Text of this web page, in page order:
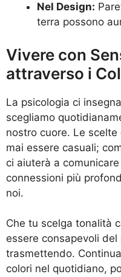
Nel Design:
terra possono
Vivere con
attraverso i
La psicologia ci
scegliamo
nostro cuore. Le
mai essere casuali;
ci aiuterà a
connessioni più
noi.
Che tu scelga tonalità
essere consapevoli
trasmettendo.
colori nel quotidiano,